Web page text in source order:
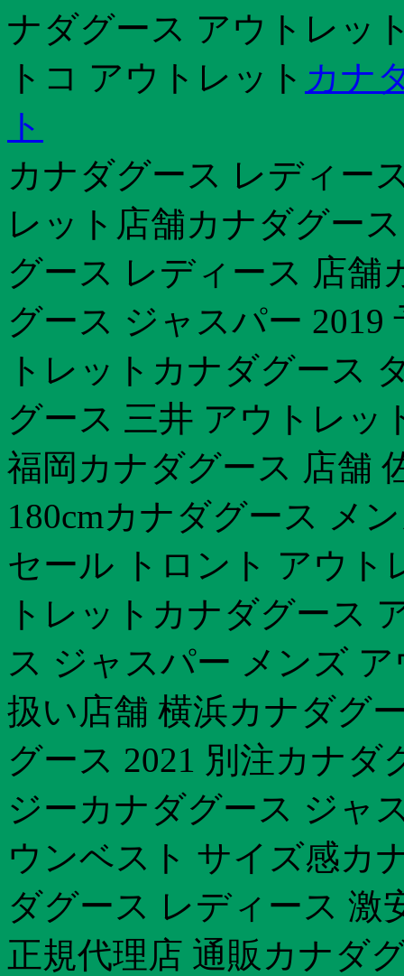
ナダグース アウトレッ
トコ アウトレット カナ
ト
カナダグース レディー
レット店舗カナダグー
グース レディース 店舗
グース ジャスパー 2019
トレットカナダグース
グース 三井 アウトレッ
福岡カナダグース 店舗
180cmカナダグース メ
セール トロント アウト
トレットカナダグース
ス ジャスパー メンズ
扱い店舗 横浜カナダグ
グース 2021 別注カナ
ジーカナダグース ジャ
ウンベスト サイズ感カ
ダグース レディース 激
正規代理店 通販カナダ